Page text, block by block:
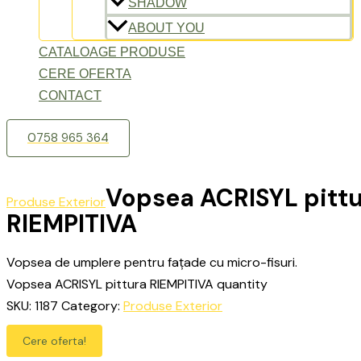
SHADOW
ABOUT YOU
CATALOAGE PRODUSE
CERE OFERTA
CONTACT
0758 965 364
Produse ExteriorVopsea ACRISYL
RIEMPITIVA
Vopsea de umplere pentru fațade cu micro-fisuri.
Vopsea ACRISYL pittura RIEMPITIVA quantity
SKU: 1187 Category: Produse Exterior
Cere oferta!